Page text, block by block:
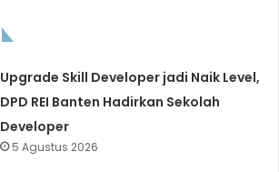
Upgrade Skill Developer jadi Naik Level,
DPD REI Banten Hadirkan Sekolah
Developer
5 Agustus 2026